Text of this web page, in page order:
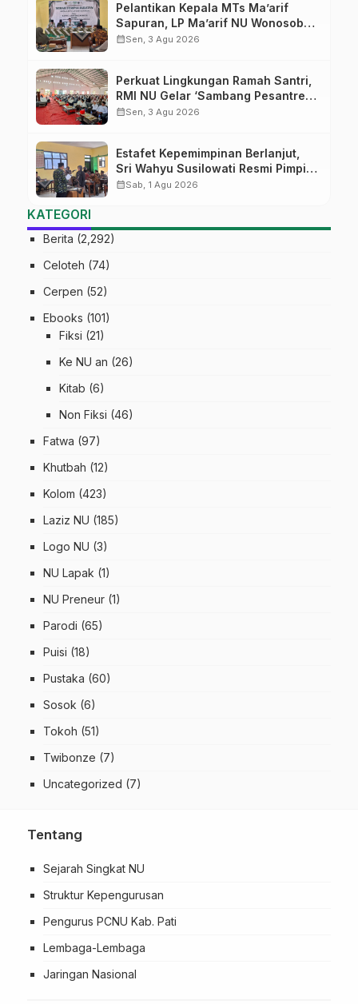
Pelantikan Kepala MTs Ma’arif
Sapuran, LP Ma’arif NU Wonosobo
Tekankan Lima Amanah
calendar_monthSen, 3 Agu 2026
Perkuat Lingkungan Ramah Santri,
RMI NU Gelar ‘Sambang Pesantren’
di Pati
calendar_monthSen, 3 Agu 2026
Estafet Kepemimpinan Berlanjut,
Sri Wahyu Susilowati Resmi Pimpin
MTs Ma’arif Sapuran
calendar_monthSab, 1 Agu 2026
KATEGORI
Berita (2,292)
Celoteh (74)
Cerpen (52)
Ebooks (101)
Fiksi (21)
Ke NU an (26)
Kitab (6)
Non Fiksi (46)
Fatwa (97)
Khutbah (12)
Kolom (423)
Laziz NU (185)
Logo NU (3)
NU Lapak (1)
NU Preneur (1)
Parodi (65)
Puisi (18)
Pustaka (60)
Sosok (6)
Tokoh (51)
Twibonze (7)
Uncategorized (7)
Tentang
Sejarah Singkat NU
Struktur Kepengurusan
Pengurus PCNU Kab. Pati
Lembaga-Lembaga
Jaringan Nasional